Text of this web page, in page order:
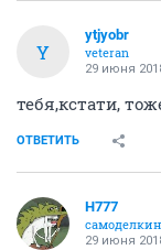
Y
ytjyobr
veteran
29 июня
тебя,кстати,
ОТВЕТИТЬ
H777
самоделкин
29 июня